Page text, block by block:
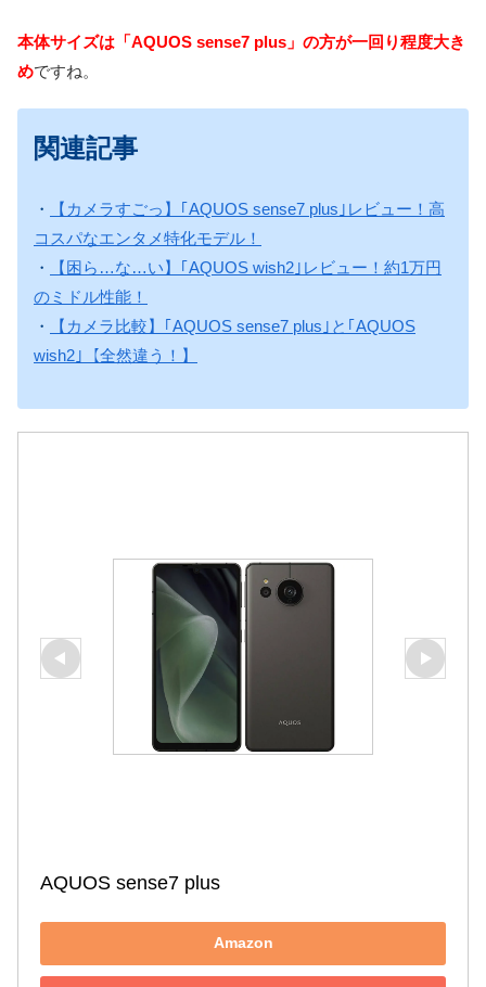
本体サイズは「AQUOS sense7 plus」の方が一回り程度大き
めですね。
関連記事
・
【カメラすごっ】｢AQUOS sense7 plus｣レビュー！高
コスパなエンタメ特化モデル！
・
【困ら…な…い】｢AQUOS wish2｣レビュー！約1万円
のミドル性能！
・
【カメラ比較】｢AQUOS sense7 plus｣と｢AQUOS
wish2｣【全然違う！】
AQUOS sense7 plus
Amazon